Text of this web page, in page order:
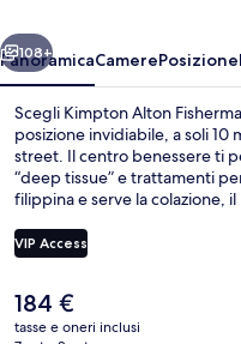
IHG
Avanti
108+
PanoramicaCamerePosizione
Scegli Kimpton Alton
posizione invidiabile, a soli
street. Il centro benessere ti
“deep tissue” e trattamenti
filippina e serve la colazione,
giorno e notte e biciclette
lodano il personale gentile e i
minuti di distanza, mentre
a 3 min a piedi.
VIP Access
Il
prezzo
184 €
tasse e oneri inclusi